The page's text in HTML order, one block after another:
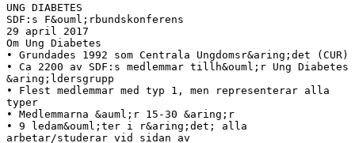
UNG DIABETES
SDF:s F&ouml;rbundskonferens
29 april 2017
Om Ung Diabetes
• Grundades 1992 som Centrala Ungdomsr&aring;det (CUR)
• Ca 2200 av SDF:s medlemmar tillh&ouml;r Ung Diabetes
&aring;ldersgrupp
• Flest medlemmar med typ 1, men representerar alla
typer
• Medlemmarna &auml;r 15-30 &aring;r
• 9 ledam&ouml;ter i r&aring;det; alla
arbetar/studerar vid sidan av